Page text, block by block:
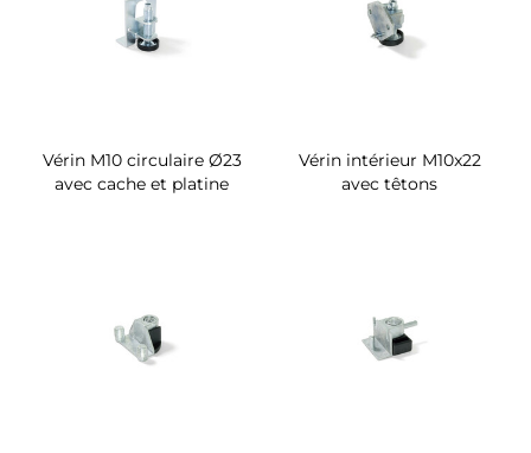
Vérin M10 circulaire Ø23
avec cache et platine
Vérin intérieur M10x22
avec têtons